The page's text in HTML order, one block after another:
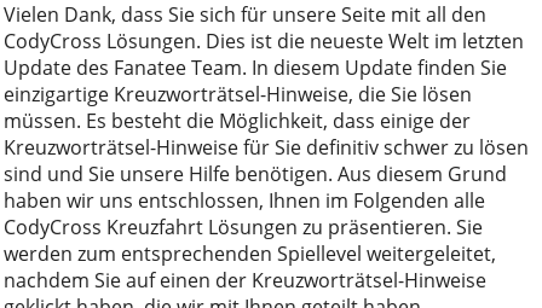
Vielen Dank, dass Sie sich für unsere Seite mit all den
CodyCross Lösungen. Dies ist die neueste Welt im letzten
Update des Fanatee Team. In diesem Update finden Sie
einzigartige Kreuzworträtsel-Hinweise, die Sie lösen
müssen. Es besteht die Möglichkeit, dass einige der
Kreuzworträtsel-Hinweise für Sie definitiv schwer zu lösen
sind und Sie unsere Hilfe benötigen. Aus diesem Grund
haben wir uns entschlossen, Ihnen im Folgenden alle
CodyCross Kreuzfahrt Lösungen zu präsentieren. Sie
werden zum entsprechenden Spiellevel weitergeleitet,
nachdem Sie auf einen der Kreuzworträtsel-Hinweise